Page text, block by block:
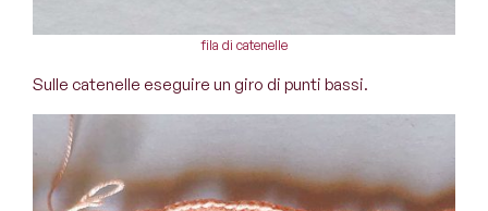
fila di catenelle
Sulle catenelle eseguire un giro di punti bassi.